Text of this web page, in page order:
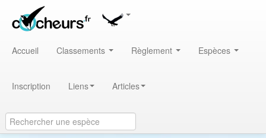
Accueil Classements Règlement Espèces
Inscription Liens Articles